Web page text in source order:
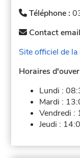
Téléphone :
Contact
Site officiel de
Horaires
Lundi :
Mardi :
Vendredi :
Jeudi :